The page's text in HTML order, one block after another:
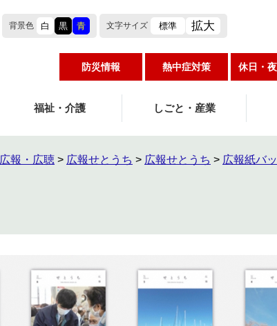
背景色 白 黒 青 文字サイズ 標準 拡大
防災情報 熱中症対策 休日・
福祉・介護 しごと・産業
広報・広聴 > 広報せとうち > 広報せとうち > 広報紙バ